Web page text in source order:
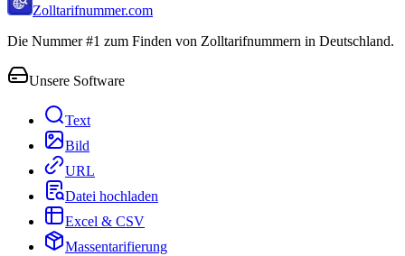
Zolltarifnummer.com
Die Nummer #1 zum Finden von Zolltarifnummern in Deutschland.
Unsere Software
Text
Bild
URL
Datei hochladen
Excel & CSV
Massentarifierung